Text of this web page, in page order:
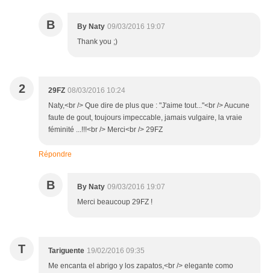
B By Naty 09/03/2016 19:07
Thank you ;)
2 29FZ 08/03/2016 10:24
Naty,<br /> Que dire de plus que : "J'aime tout..."<br /> Aucune
faute de gout, toujours impeccable, jamais vulgaire, la vraie
féminité ...!!!<br /> Merci<br /> 29FZ
Répondre
B By Naty 09/03/2016 19:07
Merci beaucoup 29FZ !
T Tariguente 19/02/2016 09:35
Me encanta el abrigo y los zapatos,<br /> elegante como